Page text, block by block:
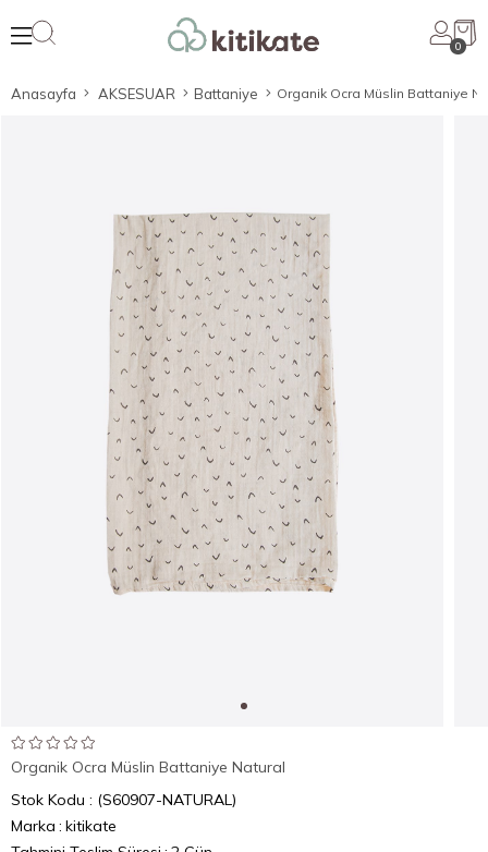
0
Anasayfa AKSESUAR Battaniye Organik Ocra Müslin Battaniye
Organik Ocra Müslin Battaniye Natural
Stok Kodu
(S60907-NATURAL)
Marka : kitikate